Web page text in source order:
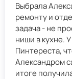
Выбрала
ремонту и
задача - не
ниши в кухне. У меня было много разных вариантов с
Пинтереста,
Александром
итоге